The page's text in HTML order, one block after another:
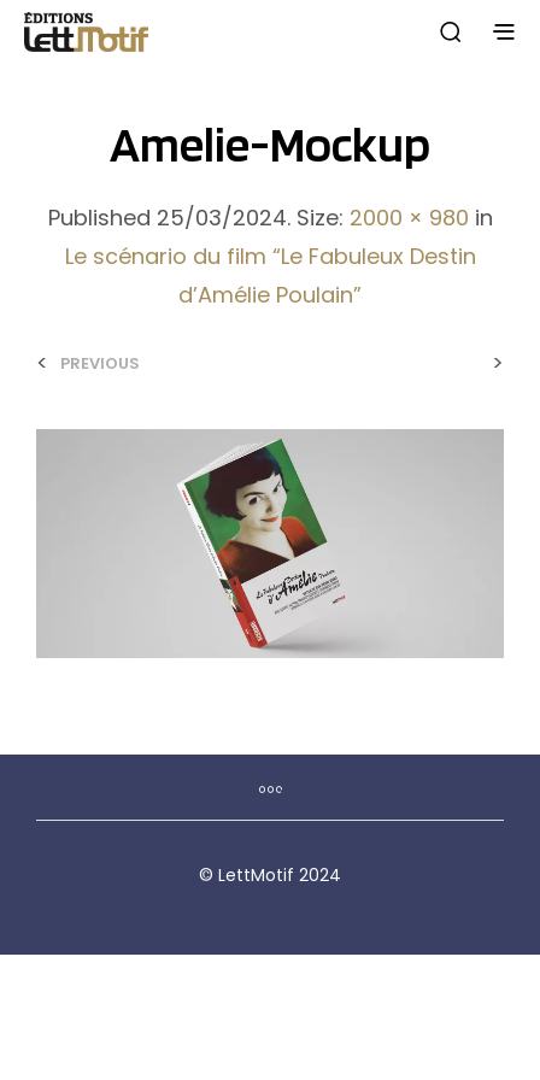
Amelie-Mockup
Published 25/03/2024. Size: 2000 × 980 in
Le scénario du film “Le Fabuleux Destin
d’Amélie Poulain”
< PREVIOUS >
© LettMotif 2024